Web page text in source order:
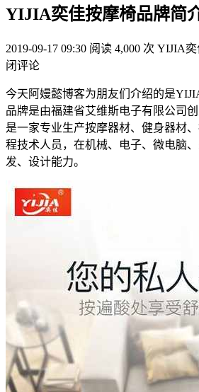
YIJIA奕佳按摩椅品牌简
2019-09-17 09:30 阅读 4,000 次 YIJIA奕
闭评论
今天阿嫚懿博客为朋友们介绍的是
品牌是由福建省艾维斯电子有限公司
是一家专业生产按摩器材、健身器材
程技术人员，在机械、电子、微电脑
发、设计能力。